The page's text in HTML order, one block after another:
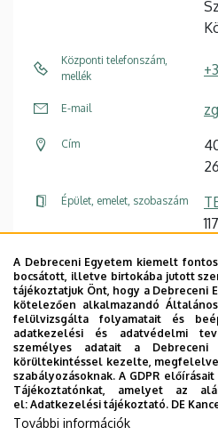
Központi telefonszám,
mellék
E-mail
Cím
Épület, emelet, szobaszám
117
Tudóstér profil
Dolgozói adatmódosítás
telefonkönyvében| Külső
DE telefonkönyvében
A Debreceni Egyetem kiemelt
bocsátott, illetve birtokába jutott
tájékoztatjuk Önt, hogy a Debreceni
kötelezően alkalmazandó
felülvizsgálta folyamatait és
adatkezelési és adatvédelmi
személyes adatait a
körültekintéssel kezelte,
szabályozásoknak. A GDPR
Tájékoztatónkat, amelyet az
el: Adatkezelési tájékoztató. DE
További információk